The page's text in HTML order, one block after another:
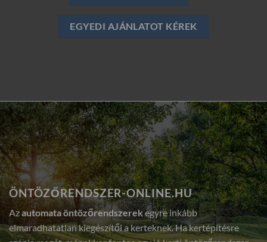
EGYEDI AJÁNLATOT KÉREK
ÖNTÖZŐRENDSZER-ONLINE.HU
Azautomata öntözőrendszerekegyre inkább
elmaradhatatlan kiegészítői a kerteknek. Ha kertépítésre